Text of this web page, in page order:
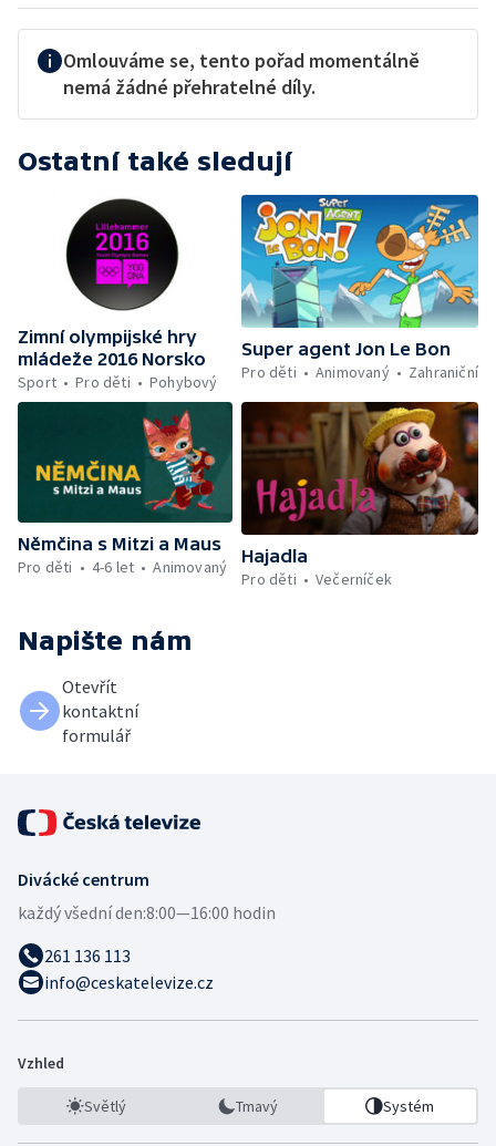
Omlouváme se, tento pořad momentálně
nemá žádné přehratelné díly.
Ostatní také sledují
Zimní olympijské hry
mládeže 2016 Norsko
Sport
Pro děti Pohybový
Super agent Jon Le Bon
Pro děti
Animovaný Zahraniční
Němčina s Mitzi a Maus
Pro děti
4-6 let Animovaný
Hajadla
Pro děti
Večerníček
Napište nám
Otevřít
kontaktní
formulář
Divácké centrum
každý všední den:8:00—16:00 hodin
261 136 113
info@ceskatelevize.cz
Vzhled
Světlý Tmavý Systém